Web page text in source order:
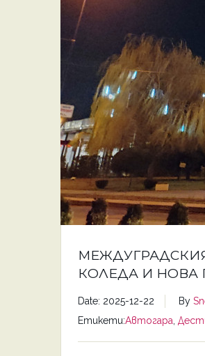
КОЛЕДА И НОВА
Date: 2025-12-22 By
Етикети:Автогара